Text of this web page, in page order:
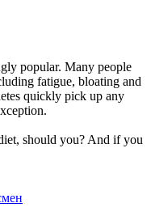
popular. Many people
fatigue, bloating and
quickly pick up any
should you? And if you